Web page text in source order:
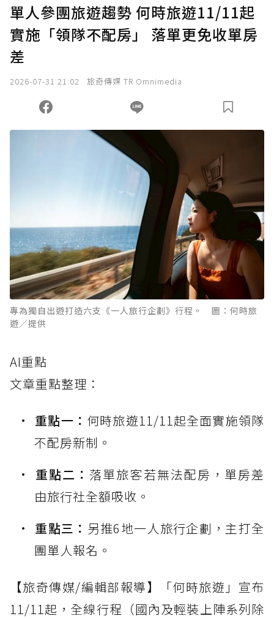
確認送出
您當前剩餘 U 利點數：0點；前往 購買點數
單人參團旅遊趨勢 何時旅遊11/11起
實施「領隊不配房」 落單更免收單房
差
2026-07-31 21:02 旅奇傳媒 TR Omnimedia
專為獨自出遊打造六支《一人旅行企劃》行程。 圖：何時旅
遊／提供
AI重點
文章重點整理：
重點一： 何時旅遊11/11起全面實施領隊
不配房新制。
重點二： 落單旅客若無法配房，單房差
由旅行社全額吸收。
重點三： 另推6地一人旅行企劃，主打全
團單人報名。
【旅奇傳媒/編輯部報導】「何時旅遊」宣布
11/11起，全線行程（國內及輕裝上陣系列除